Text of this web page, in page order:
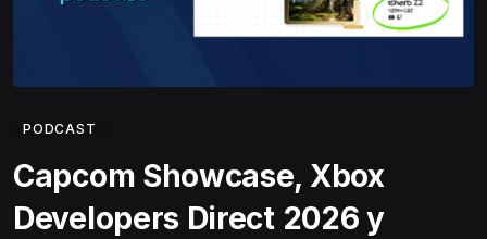
PODCAST
Capcom Showcase, Xbox
Developers Direct 2026 y